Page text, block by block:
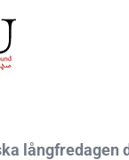
långfredagen